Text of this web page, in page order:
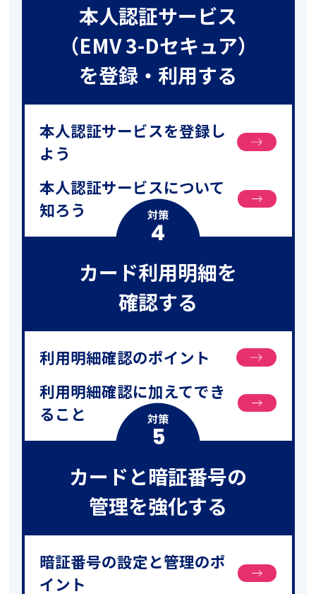
本人認証サービス
（EMV 3-Dセキュア）
を登録・利用する
本人認証サービスを登録し
よう
本人認証サービスについて
知ろう
対策
4
カード利用明細を
確認する
利用明細確認のポイント
利用明細確認に加えてでき
ること
対策
5
カードと暗証番号の
管理を強化する
暗証番号の設定と管理のポ
イント